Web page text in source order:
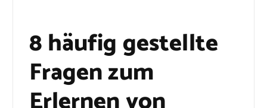
8 häufig gestellte
Fragen zum